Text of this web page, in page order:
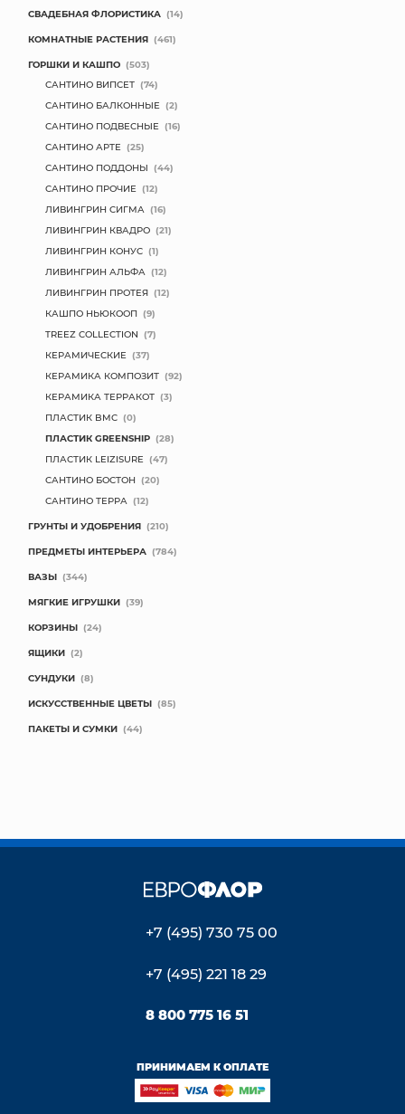
СВАДЕБНАЯ ФЛОРИСТИКА (14)
КОМНАТНЫЕ РАСТЕНИЯ (461)
ГОРШКИ И КАШПО (503)
САНТИНО ВИПСЕТ (74)
САНТИНО БАЛКОННЫЕ (2)
САНТИНО ПОДВЕСНЫЕ (16)
САНТИНО АРТЕ (25)
САНТИНО ПОДДОНЫ (44)
САНТИНО ПРОЧИЕ (12)
ЛИВИНГРИН СИГМА (16)
ЛИВИНГРИН КВАДРО (21)
ЛИВИНГРИН КОНУС (1)
ЛИВИНГРИН АЛЬФА (12)
ЛИВИНГРИН ПРОТЕЯ (12)
КАШПО НЬЮКООП (9)
TREEZ COLLECTION (7)
КЕРАМИЧЕСКИЕ (37)
КЕРАМИКА КОМПОЗИТ (92)
КЕРАМИКА ТЕРРАКОТ (3)
ПЛАСТИК BMC (0)
ПЛАСТИК GREENSHIP (28)
ПЛАСТИК LEIZISURE (47)
САНТИНО БОСТОН (20)
САНТИНО ТЕРРА (12)
ГРУНТЫ И УДОБРЕНИЯ (210)
ПРЕДМЕТЫ ИНТЕРЬЕРА (784)
ВАЗЫ (344)
МЯГКИЕ ИГРУШКИ (39)
КОРЗИНЫ (24)
ЯЩИКИ (2)
СУНДУКИ (8)
ИСКУССТВЕННЫЕ ЦВЕТЫ (85)
ПАКЕТЫ И СУМКИ (44)
+7 (495) 730 75 00
+7 (495) 221 18 29
8 800 775 16 51
ПРИНИМАЕМ К ОПЛАТЕ